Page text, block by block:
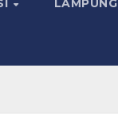
LAMPUNG